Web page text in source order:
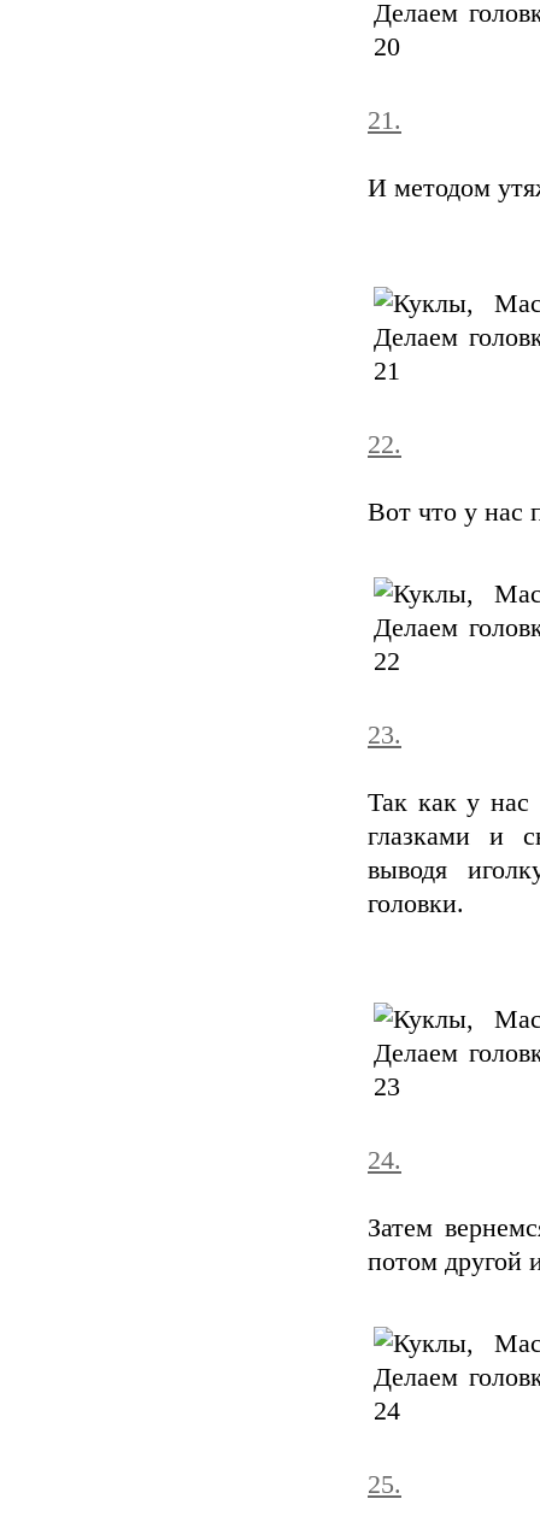
21.
И методом
22.
Вот что у нас
23.
Так как у нас
глазками и
выводя
головки.
24.
Затем
потом другой
25.